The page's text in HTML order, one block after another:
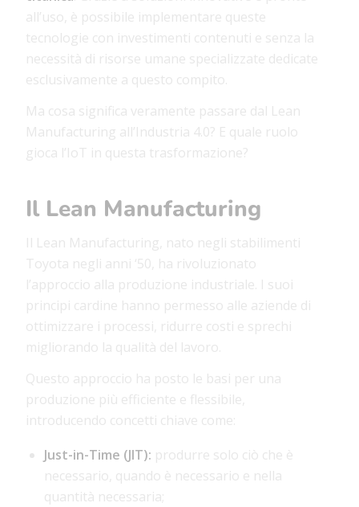
all’uso, è possibile implementare queste
tecnologie con investimenti contenuti e senza la
necessità di risorse umane specializzate dedicate
esclusivamente a questo compito.
Ma cosa significa veramente passare dal Lean
Manufacturing all’Industria 4.0? E quale ruolo
gioca l’IoT in questa trasformazione?
Il Lean Manufacturing
Il Lean Manufacturing, nato negli stabilimenti
Toyota negli anni ‘50, ha rivoluzionato
l’approccio alla produzione industriale. I suoi
principi cardine hanno permesso alle aziende di
ottimizzare i processi, ridurre costi e sprechi
migliorando la qualità del lavoro.
Questo approccio ha posto le basi per una
produzione più efficiente e flessibile,
introducendo concetti chiave come:
Just-in-Time (JIT): produrre solo ciò che è
necessario, quando è necessario e nella
quantità necessaria;